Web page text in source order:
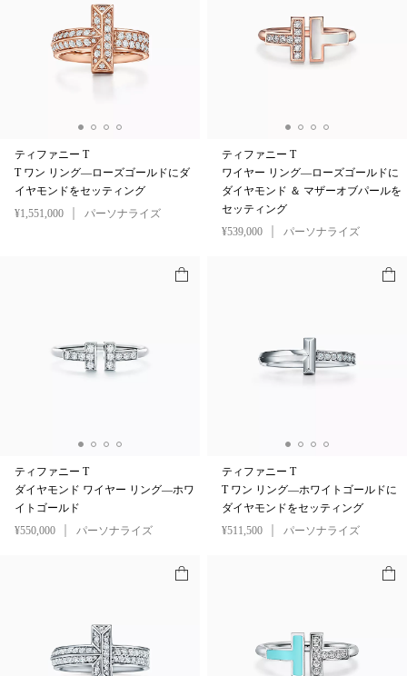
ティファニー T
T ワン リング—ローズゴールドにダ
イヤモンドをセッティング
¥1,551,000
パーソナライズ
ティファニー T
ワイヤー リング—ローズゴールドに
ダイヤモンド ＆ マザーオブパールを
セッティング
¥539,000
パーソナライズ
ティファニー T
ダイヤモンド ワイヤー リング—ホワ
イトゴールド
¥550,000
パーソナライズ
ティファニー T
T ワン リング—ホワイトゴールドに
ダイヤモンドをセッティング
¥511,500
パーソナライズ